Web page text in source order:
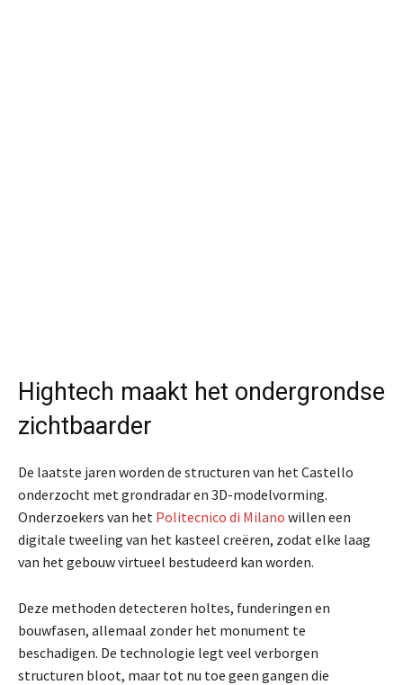
Hightech maakt het ondergrondse
zichtbaarder
De laatste jaren worden de structuren van het Castello
onderzocht met grondradar en 3D-modelvorming.
Onderzoekers van het Politecnico di Milano willen een
digitale tweeling van het kasteel creëren, zodat elke laag
van het gebouw virtueel bestudeerd kan worden.
Deze methoden detecteren holtes, funderingen en
bouwfasen, allemaal zonder het monument te
beschadigen. De technologie legt veel verborgen
structuren bloot, maar tot nu toe geen gangen die